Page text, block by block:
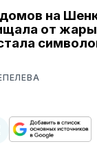
на
от